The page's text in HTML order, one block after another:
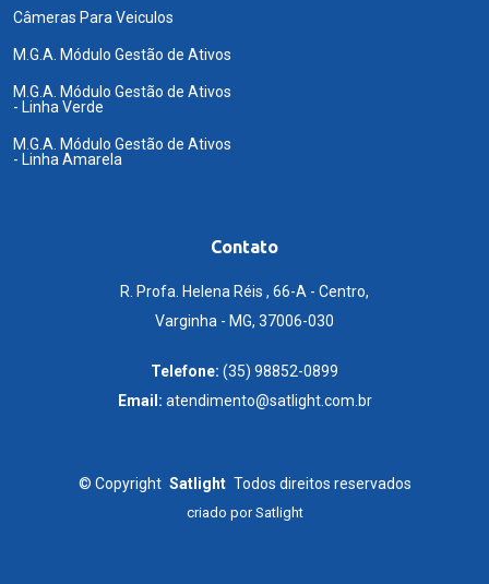
Câmeras Para Veiculos
M.G.A. Módulo Gestão de Ativos
M.G.A. Módulo Gestão de Ativos
- Linha Verde
M.G.A. Módulo Gestão de Ativos
- Linha Amarela
Contato
R. Profa. Helena Réis , 66-A - Centro,
Varginha - MG, 37006-030
Telefone: (35) 98852-0899
Email: atendimento@satlight.com.br
© Copyright Satlight Todos direitos reservados
criado porSatlight